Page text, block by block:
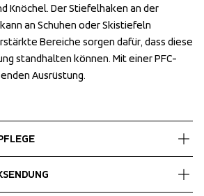
Knöchel. Der Stiefelhaken an der
an Schuhen oder Skistiefeln
Bereiche sorgen dafür, dass diese
standhalten können. Mit einer PFC-
Ausrüstung.
Knöchel. Der Stiefelhaken an der
an Schuhen oder Skistiefeln
Bereiche sorgen dafür, dass diese
standhalten können. Mit einer PFC-
Ausrüstung.